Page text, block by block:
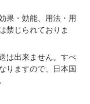
果・効能、用法・用
禁じられておりま
は出来ません。すべ
りますので、日本国